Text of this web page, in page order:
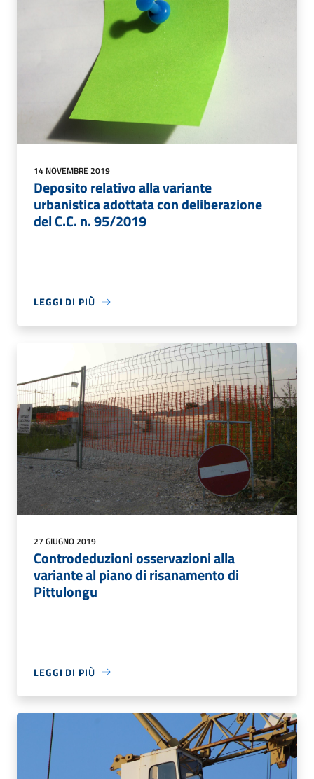
14 NOVEMBRE 2019
Deposito relativo alla variante
urbanistica adottata con deliberazione
del C.C. n. 95/2019
LEGGI DI PIÙ
27 GIUGNO 2019
Controdeduzioni osservazioni alla
variante al piano di risanamento di
Pittulongu
LEGGI DI PIÙ